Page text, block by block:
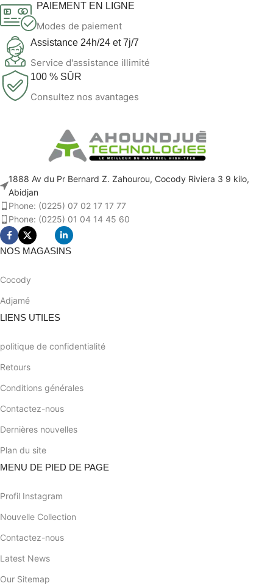
PAIEMENT EN LIGNE
Modes de paiement
Assistance 24h/24 et 7j/7
Service d'assistance illimité
100 % SÛR
Consultez nos avantages
1888 Av du Pr Bernard Z. Zahourou, Cocody Riviera 3 9 kilo,
Abidjan
Phone: (0225) 07 02 17 17 77
Phone: (0225) 01 04 14 45 60
NOS MAGASINS
Cocody
Adjamé
LIENS UTILES
politique de confidentialité
Retours
Conditions générales
Contactez-nous
Dernières nouvelles
Plan du site
MENU DE PIED DE PAGE
Profil Instagram
Nouvelle Collection
Contactez-nous
Latest News
Our Sitemap